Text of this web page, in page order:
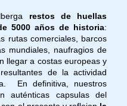
restos de huellas
5000 años de historia:
rutas comerciales, barcos
mundiales, naufragios de
llegar a costas europeas y
de la actividad
En definitiva, nuestros
auténticas capsulas del